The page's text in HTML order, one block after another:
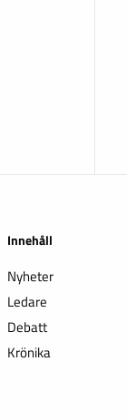
Innehåll
Nyheter
Ledare
Debatt
Krönika